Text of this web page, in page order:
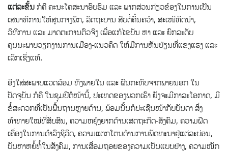
ແຕ່ລະຂັ້ນກໍຄື ຄະນະໂຄສະນາອົບຮົມ ແລະ ພາກສ່ວນກ່ຽວຂ້ອງໃນການເປັນ
ເສນາທິການໃຫ້ສູນກາງພັກ, ລັດຖະບານ ສືບຕໍ່ຄົ້ນຄວ້າ, ສະເໜີທິດນໍາ,
ວິທີການ ແລະ ມາດຕະການຕົວຈິງ ເພື່ອແກ້ໄຂບັນ ຫາ ແລະ ຍົກລະດັບ
ຄຸນນະພາບວຽກງານການເມືອງ-ແນວຄິດ ໃຫ້ມີການຫັນປ່ຽນທີ່ແຂງແຮງ ແລະ
ເລິກເຊິ່ງແທ້.
ອີງໃສ່ສະພາບແວດລ້ອມ ທັງພາຍໃນ ແລະ ຜົນກະທົບຈາກພາຍນອກ ໃນ
ປັດຈຸບັນ ກໍຄື ໃນຊຸມປີຕໍ່ໜ້ານີ້, ປະເທດຂອງພວກເຮົາ ຍັງຈະມີກາລະໂອກາດ, ມີ
ຂໍ້ສະດວກທີ່ເປັນພື້ນຖານຫຼາຍດ້ານ, ພ້ອມນັ້ນກໍປະເຊີນໜ້າກັບບັນດາ ສິ່ງ
ທ້າທາຍໃໝ່ທີ່ສັບສົນ, ຄວາມຫຍຸ້ງຍາກດ້ານເສດຖະກິດ-ສັງຄົມ, ຄວາມຝືດ
ເຄື່ອງໃນການດໍາລົງຊີວິດ, ຄວາມແຕກໂຕນດ້ານການພັດທະນາຢູ່ແຕ່ລະບ່ອນ,
ບັນຫາຫຍໍ້ທໍ້ໃນສັງຄົມ, ການເສື່ອມຖອຍຂອງຄວາມເປັນແບບຢ່າງ, ຄວາມໜັກ